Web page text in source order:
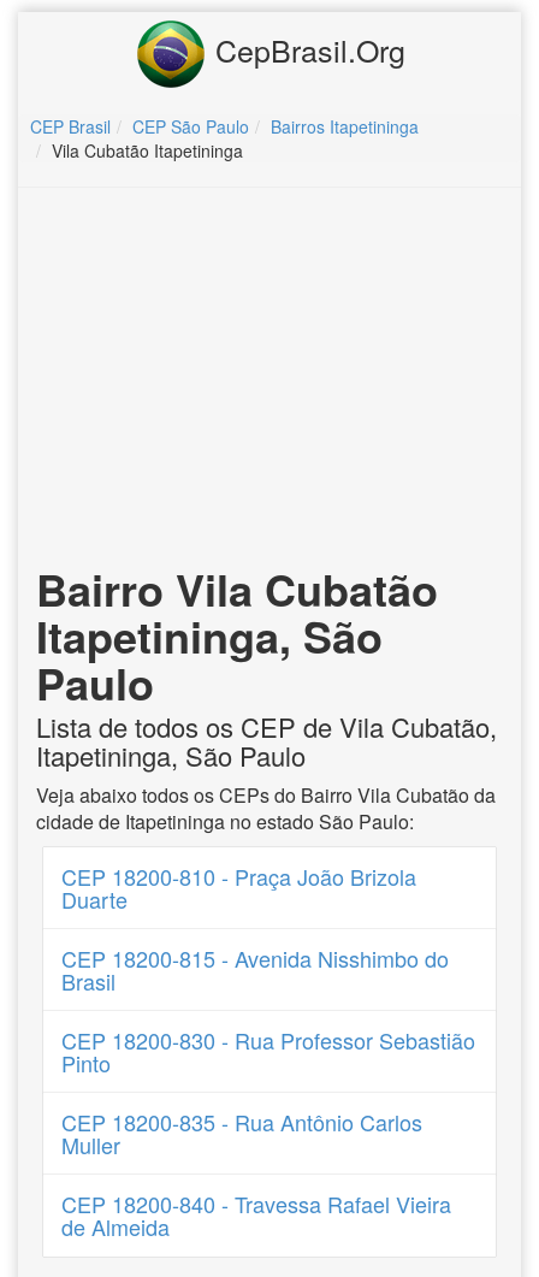
CepBrasil.Org
CEP Brasil CEP São Paulo
Bairros Itapetininga
Vila Cubatão Itapetininga
Bairro Vila Cubatão
Itapetininga, São
Paulo
Lista de todos os CEP de Vila Cubatão,
Itapetininga, São Paulo
Veja abaixo todos os CEPs do Bairro Vila Cubatão da
cidade de Itapetininga no estado São Paulo:
CEP 18200-810 - Praça João Brizola
Duarte
CEP 18200-815 - Avenida Nisshimbo do
Brasil
CEP 18200-830 - Rua Professor Sebastião
Pinto
CEP 18200-835 - Rua Antônio Carlos
Muller
CEP 18200-840 - Travessa Rafael Vieira
de Almeida